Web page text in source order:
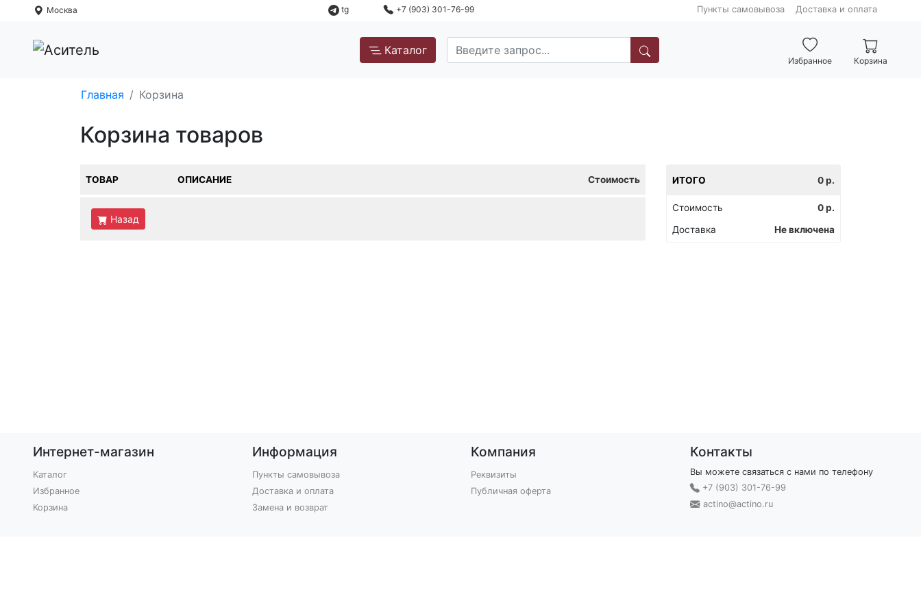
Москва tg +7 (903) 301-76-99 Пункты самовывоза Доставка и оплата
Каталог
Избранное Корзина
Главная Корзина
Корзина товаров
ТОВАР ОПИСАНИЕ Стоимость
Назад
ИТОГО 0р.
Стоимость 0р.
Доставка
Не включена
Интернет-магазин
Каталог
Избранное
Корзина
Информация
Пункты самовывоза
Доставка и оплата
Замена и возврат
Компания
Реквизиты
Публичная оферта
Контакты
Вы можете связаться с нами по телефону
+7 (903) 301-76-99
actino@actino.ru